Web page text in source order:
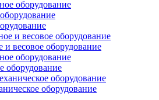
оборудование
и весовое оборудование
оборудование
оборудование